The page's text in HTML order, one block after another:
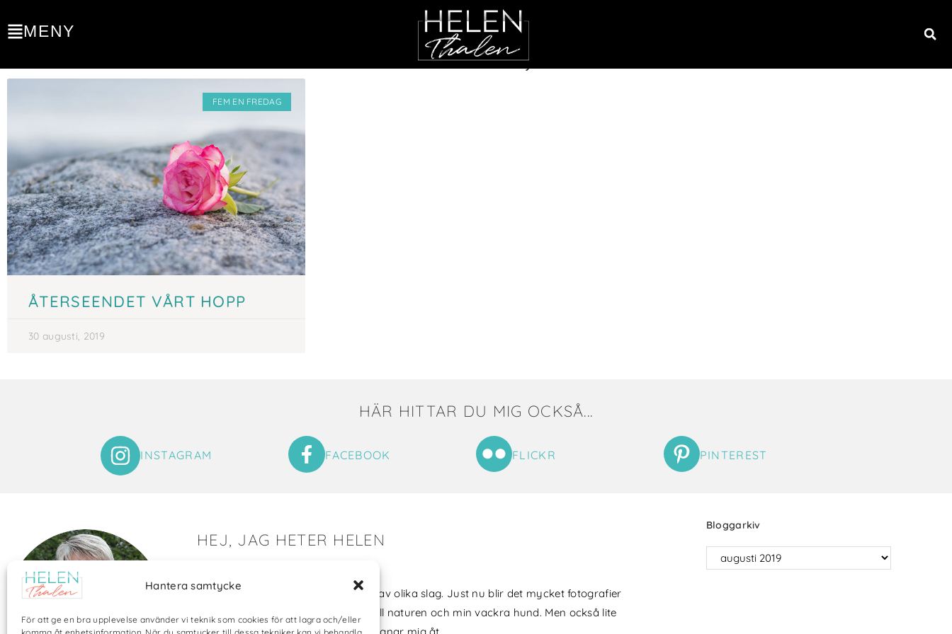
Hantera samtycke
För att ge en bra upplevelse använder vi teknik som cookies för att lagra och/eller
MENY
30 AUGUSTI, 2019
FEM EN FREDAG
ÅTERSEENDET VÅRT HOPP
30 augusti, 2019
HÄR HITTAR DU MIG OCKSÅ...
INSTAGRAM FACEBOOK FLICKR PINTEREST
HEJ, JAG HETER HELEN
Här visar jag saker som jag skapat av olika slag. Just nu blir det mycket fotografier
och många bilder visar min kärlek till naturen och min vackra hund. Men också lite
annat pyssel och kreativt som jag ägnar mig åt.
Bloggarkiv